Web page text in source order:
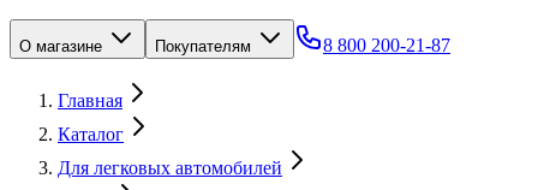
О магазине Покупателям 8 800 200-21-87
Главная
Каталог
Для легковых автомобилей